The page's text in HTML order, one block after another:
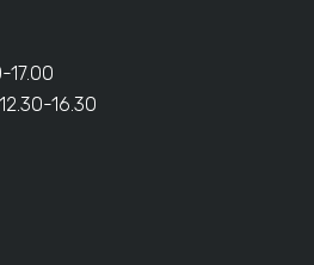
17.00
16.30